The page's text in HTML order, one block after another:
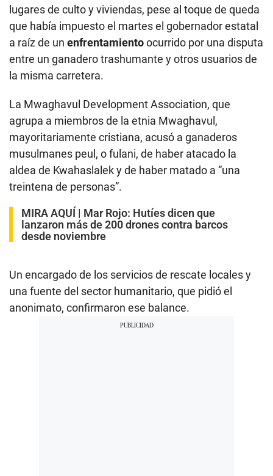
lugares de culto y viviendas, pese al toque de queda
que había impuesto el martes el gobernador estatal
a raíz de un enfrentamientoocurrido por una disputa
entre un ganadero trashumante y otros usuarios de
la misma carretera.
La Mwaghavul Development Association, que
agrupa a miembros de la etnia Mwaghavul,
mayoritariamente cristiana, acusó a ganaderos
musulmanes peul, o fulani, de haber atacado la
aldea de Kwahaslalek y de haber matado a “una
treintena de personas”.
MIRA AQUÍ | Mar Rojo: Hutíes dicen que
lanzaron más de 200 drones contra barcos
desde noviembre
Un encargado de los servicios de rescate locales y
una fuente del sector humanitario, que pidió el
anonimato, confirmaron ese balance.